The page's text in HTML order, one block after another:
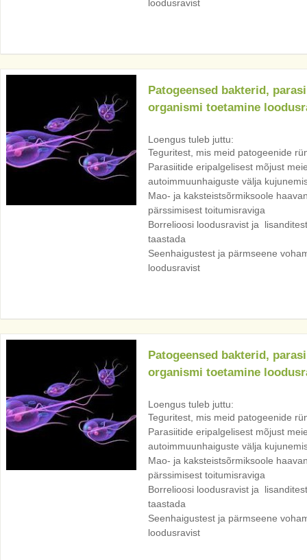
loodusravist
Patogeensed bakterid,
organismi toetamine
Loengus tuleb juttu:
Teguritest, mis meid patogeenide
Parasiitide eripalgelisest mõjust
autoimmuunhaiguste välja
Mao- ja kaksteistsõrmiksoole
pärssimisest toitumisraviga
Borrelioosi loodusravist ja
taastada
Seenhaigustest ja pärmseene
loodusravist
Patogeensed bakterid,
organismi toetamine
Loengus tuleb juttu:
Teguritest, mis meid patogeenide
Parasiitide eripalgelisest mõjust
autoimmuunhaiguste välja
Mao- ja kaksteistsõrmiksoole
pärssimisest toitumisraviga
Borrelioosi loodusravist ja
taastada
Seenhaigustest ja pärmseene
loodusravist